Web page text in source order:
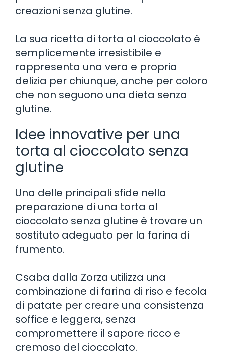
creazioni senza glutine.
La sua ricetta di torta al cioccolato è
semplicemente irresistibile e
rappresenta una vera e propria
delizia per chiunque, anche per coloro
che non seguono una dieta senza
glutine.
Idee innovative per una
torta al cioccolato senza
glutine
Una delle principali sfide nella
preparazione di una torta al
cioccolato senza glutine è trovare un
sostituto adeguato per la farina di
frumento.
Csaba dalla Zorza utilizza una
combinazione di farina di riso e fecola
di patate per creare una consistenza
soffice e leggera, senza
compromettere il sapore ricco e
cremoso del cioccolato.